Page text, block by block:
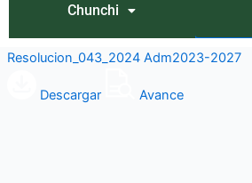
Chunchi
Resolucion_043_2024 Adm2023-2027
Descargar Avance